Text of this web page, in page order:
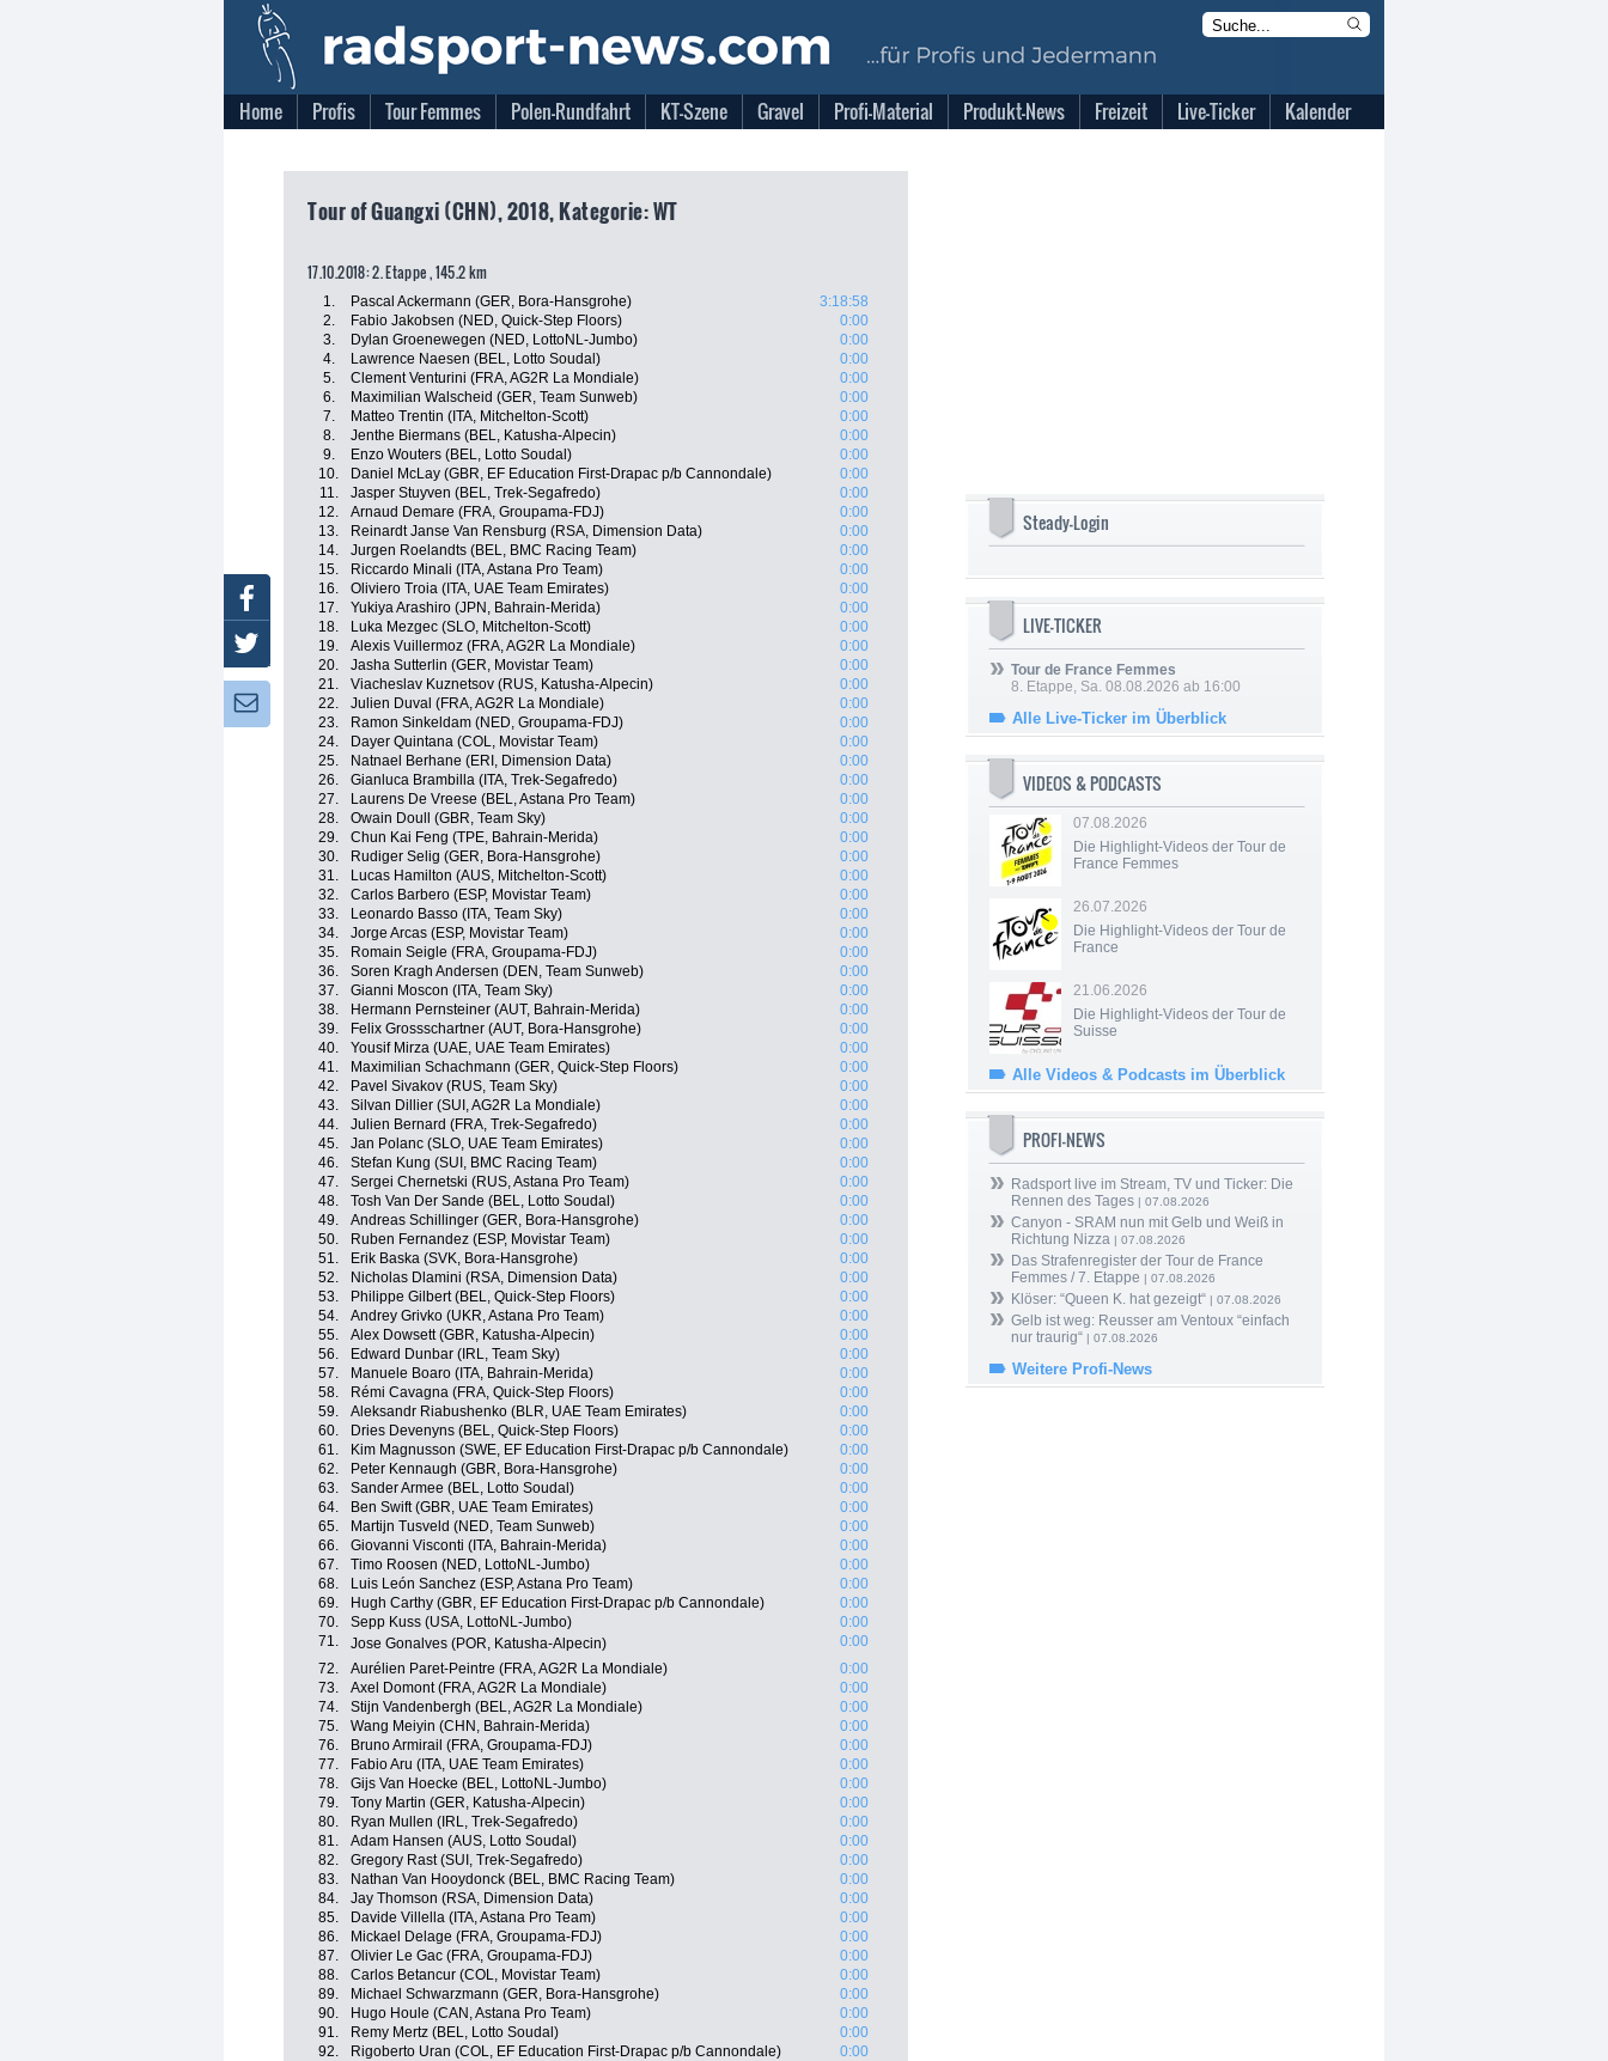
Home Profis Tour Femmes Polen-Rundfahrt KT-Szene Gravel Profi-Material Produkt-News Freizeit Live-Ticker Kalender
Tour of Guangxi (CHN), 2018, Kategorie: WT
17.10.2018: 2. Etappe , 145.2 km
1. Pascal Ackermann (GER, Bora-Hansgrohe)
3:18:58
2.
Fabio Jakobsen (NED, Quick-Step Floors)
0:00
3.
Dylan Groenewegen (NED, LottoNL-Jumbo)
0:00
4.
Lawrence Naesen (BEL, Lotto Soudal)
0:00
5.
Clement Venturini (FRA, AG2R La Mondiale)
0:00
6.
Maximilian Walscheid (GER, Team Sunweb)
0:00
7.
Matteo Trentin (ITA, Mitchelton-Scott)
0:00
8.
Jenthe Biermans (BEL, Katusha-Alpecin)
0:00
9.
Enzo Wouters (BEL, Lotto Soudal)
0:00
10.
Daniel McLay (GBR, EF Education First-Drapac p/b Cannondale)
0:00
11.
Jasper Stuyven (BEL, Trek-Segafredo)
0:00
12.
Arnaud Demare (FRA, Groupama-FDJ)
0:00
13.
Reinardt Janse Van Rensburg (RSA, Dimension Data)
0:00
14.
Jurgen Roelandts (BEL, BMC Racing Team)
0:00
15.
Riccardo Minali (ITA, Astana Pro Team)
0:00
16.
Oliviero Troia (ITA, UAE Team Emirates)
0:00
17.
Yukiya Arashiro (JPN, Bahrain-Merida)
0:00
18.
Luka Mezgec (SLO, Mitchelton-Scott)
0:00
19.
Alexis Vuillermoz (FRA, AG2R La Mondiale)
0:00
20.
Jasha Sutterlin (GER, Movistar Team)
0:00
21.
Viacheslav Kuznetsov (RUS, Katusha-Alpecin)
0:00
22.
Julien Duval (FRA, AG2R La Mondiale)
0:00
23.
Ramon Sinkeldam (NED, Groupama-FDJ)
0:00
24.
Dayer Quintana (COL, Movistar Team)
0:00
25.
Natnael Berhane (ERI, Dimension Data)
0:00
26.
Gianluca Brambilla (ITA, Trek-Segafredo)
0:00
27.
Laurens De Vreese (BEL, Astana Pro Team)
0:00
28.
Owain Doull (GBR, Team Sky)
0:00
29.
Chun Kai Feng (TPE, Bahrain-Merida)
0:00
30.
Rudiger Selig (GER, Bora-Hansgrohe)
0:00
31.
Lucas Hamilton (AUS, Mitchelton-Scott)
0:00
32.
Carlos Barbero (ESP, Movistar Team)
0:00
33.
Leonardo Basso (ITA, Team Sky)
0:00
34.
Jorge Arcas (ESP, Movistar Team)
0:00
35.
Romain Seigle (FRA, Groupama-FDJ)
0:00
36.
Soren Kragh Andersen (DEN, Team Sunweb)
0:00
37.
Gianni Moscon (ITA, Team Sky)
0:00
38.
Hermann Pernsteiner (AUT, Bahrain-Merida)
0:00
39.
Felix Grossschartner (AUT, Bora-Hansgrohe)
0:00
40.
Yousif Mirza (UAE, UAE Team Emirates)
0:00
41.
Maximilian Schachmann (GER, Quick-Step Floors)
0:00
42.
Pavel Sivakov (RUS, Team Sky)
0:00
43.
Silvan Dillier (SUI, AG2R La Mondiale)
0:00
44.
Julien Bernard (FRA, Trek-Segafredo)
0:00
45.
Jan Polanc (SLO, UAE Team Emirates)
0:00
46.
Stefan Kung (SUI, BMC Racing Team)
0:00
47.
Sergei Chernetski (RUS, Astana Pro Team)
0:00
48.
Tosh Van Der Sande (BEL, Lotto Soudal)
0:00
49.
Andreas Schillinger (GER, Bora-Hansgrohe)
0:00
50.
Ruben Fernandez (ESP, Movistar Team)
0:00
51.
Erik Baska (SVK, Bora-Hansgrohe)
0:00
52.
Nicholas Dlamini (RSA, Dimension Data)
0:00
53.
Philippe Gilbert (BEL, Quick-Step Floors)
0:00
54.
Andrey Grivko (UKR, Astana Pro Team)
0:00
55.
Alex Dowsett (GBR, Katusha-Alpecin)
0:00
56.
Edward Dunbar (IRL, Team Sky)
0:00
57.
Manuele Boaro (ITA, Bahrain-Merida)
0:00
58.
Rémi Cavagna (FRA, Quick-Step Floors)
0:00
59.
Aleksandr Riabushenko (BLR, UAE Team Emirates)
0:00
60.
Dries Devenyns (BEL, Quick-Step Floors)
0:00
61.
Kim Magnusson (SWE, EF Education First-Drapac p/b Cannondale)
0:00
62.
Peter Kennaugh (GBR, Bora-Hansgrohe)
0:00
63.
Sander Armee (BEL, Lotto Soudal)
0:00
64.
Ben Swift (GBR, UAE Team Emirates)
0:00
65.
Martijn Tusveld (NED, Team Sunweb)
0:00
66.
Giovanni Visconti (ITA, Bahrain-Merida)
0:00
67.
Timo Roosen (NED, LottoNL-Jumbo)
0:00
68.
Luis León Sanchez (ESP, Astana Pro Team)
0:00
69.
Hugh Carthy (GBR, EF Education First-Drapac p/b Cannondale)
0:00
70.
Sepp Kuss (USA, LottoNL-Jumbo)
0:00
71.
Jose Gonalves (POR, Katusha-Alpecin)
0:00
72.
Aurélien Paret-Peintre (FRA, AG2R La Mondiale)
0:00
73.
Axel Domont (FRA, AG2R La Mondiale)
0:00
74.
Stijn Vandenbergh (BEL, AG2R La Mondiale)
0:00
75.
Wang Meiyin (CHN, Bahrain-Merida)
0:00
76.
Bruno Armirail (FRA, Groupama-FDJ)
0:00
77.
Fabio Aru (ITA, UAE Team Emirates)
0:00
78.
Gijs Van Hoecke (BEL, LottoNL-Jumbo)
0:00
79.
Tony Martin (GER, Katusha-Alpecin)
0:00
80.
Ryan Mullen (IRL, Trek-Segafredo)
0:00
81.
Adam Hansen (AUS, Lotto Soudal)
0:00
82.
Gregory Rast (SUI, Trek-Segafredo)
0:00
83.
Nathan Van Hooydonck (BEL, BMC Racing Team)
0:00
84.
Jay Thomson (RSA, Dimension Data)
0:00
85.
Davide Villella (ITA, Astana Pro Team)
0:00
86.
Mickael Delage (FRA, Groupama-FDJ)
0:00
87.
Olivier Le Gac (FRA, Groupama-FDJ)
0:00
88.
Carlos Betancur (COL, Movistar Team)
0:00
89.
Michael Schwarzmann (GER, Bora-Hansgrohe)
0:00
90.
Hugo Houle (CAN, Astana Pro Team)
0:00
91.
Remy Mertz (BEL, Lotto Soudal)
0:00
92.
Rigoberto Uran (COL, EF Education First-Drapac p/b Cannondale)
0:00
Steady-Login
LIVE-TICKER
Tour de France Femmes
8. Etappe, Sa. 08.08.2026 ab 16:00
Alle Live-Ticker im Überblick
VIDEOS & PODCASTS
07.08.2026
Die Highlight-Videos der Tour de
France Femmes
26.07.2026
Die Highlight-Videos der Tour de
France
21.06.2026
Die Highlight-Videos der Tour de
Suisse
Alle Videos & Podcasts im Überblick
PROFI-NEWS
Radsport live im Stream, TV und Ticker: Die
Rennen des Tages | 07.08.2026
Canyon - SRAM nun mit Gelb und Weiß in
Richtung Nizza | 07.08.2026
Das Strafenregister der Tour de France
Femmes / 7. Etappe | 07.08.2026
Klöser: “Queen K. hat gezeigt“ | 07.08.2026
Gelb ist weg: Reusser am Ventoux “einfach
nur traurig“ | 07.08.2026
Weitere Profi-News
Facebook
Twitter
Newsletter: